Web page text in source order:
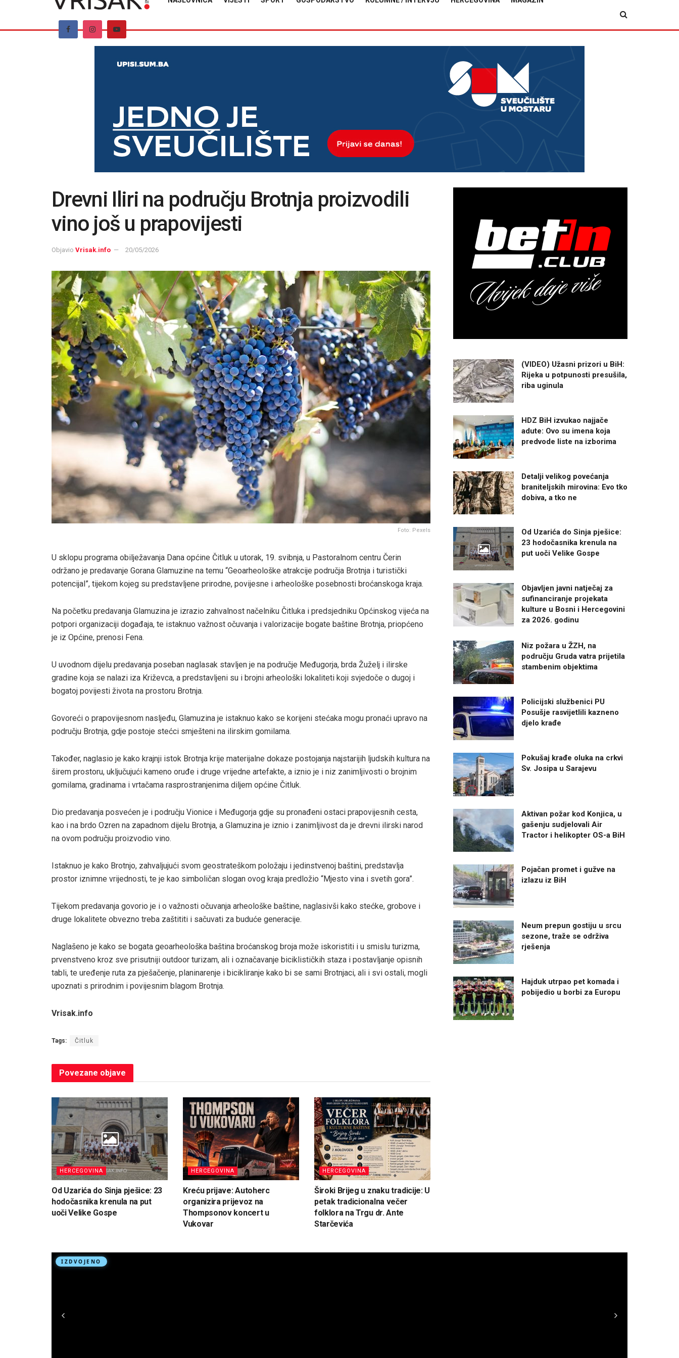
Drevni Iliri na području Brotnja proizvodili
vino još u prapovijesti
Objavio Vrisak.info 20/05/2026
Foto: Pexels
U sklopu programa obilježavanja Dana općine Čitluk u utorak, 19. svibnja, u Pastoralnom centru Čerin
održano je predavanje Gorana Glamuzine na temu “Geoarheološke atrakcije područja Brotnja i turistički
potencijal”, tijekom kojeg su predstavljene prirodne, povijesne i arheološke posebnosti broćanskoga kraja.
Na početku predavanja Glamuzina je izrazio zahvalnost načelniku Čitluka i predsjedniku Općinskog vijeća na
potpori organizaciji događaja, te istaknuo važnost očuvanja i valorizacije bogate baštine Brotnja, priopćeno
je iz Općine, prenosi Fena.
U uvodnom dijelu predavanja poseban naglasak stavljen je na područje Međugorja, brda Žuželj i ilirske
gradine koja se nalazi iza Križevca, a predstavljeni su i brojni arheološki lokaliteti koji svjedoče o dugoj i
bogatoj povijesti života na prostoru Brotnja.
Govoreći o prapovijesnom nasljeđu, Glamuzina je istaknuo kako se korijeni stećaka mogu pronaći upravo na
području Brotnja, gdje postoje stećci smješteni na ilirskim gomilama.
Također, naglasio je kako krajnji istok Brotnja krije materijalne dokaze postojanja najstarijih ljudskih kultura na
širem prostoru, uključujući kameno oruđe i druge vrijedne artefakte, a iznio je i niz zanimljivosti o brojnim
gomilama, gradinama i vrtačama rasprostranjenima diljem općine Čitluk.
Dio predavanja posvećen je i području Vionice i Međugorja gdje su pronađeni ostaci prapovijesnih cesta,
kao i na brdo Ozren na zapadnom dijelu Brotnja, a Glamuzina je iznio i zanimljivost da je drevni ilirski narod
na ovom području proizvodio vino.
Istaknuo je kako Brotnjo, zahvaljujući svom geostrateškom položaju i jedinstvenoj baštini, predstavlja
prostor iznimne vrijednosti, te je kao simboličan slogan ovog kraja predložio “Mjesto vina i svetih gora”.
Tijekom predavanja govorio je i o važnosti očuvanja arheološke baštine, naglasivši kako stećke, grobove i
druge lokalitete obvezno treba zaštititi i sačuvati za buduće generacije.
Naglašeno je kako se bogata geoarheološka baština broćanskog broja može iskoristiti i u smislu turizma,
prvenstveno kroz sve prisutniji outdoor turizam, ali i označavanje biciklističkih staza i postavljanje opisnih
tabli, te uređenje ruta za pješačenje, planinarenje i bicikliranje kako bi se sami Brotnjaci, ali i svi ostali, mogli
upoznati s prirodnim i povijesnim blagom Brotnja.
Vrisak.info
Tags: Čitluk
Povezane objave
HERCEGOVINA
Od Uzarića do Sinja pješice: 23
hodočasnika krenula na put
uoči Velike Gospe
HERCEGOVINA
Kreću prijave: Autoherc
organizira prijevoz na
Thompsonov koncert u
Vukovar
HERCEGOVINA
Široki Brijeg u znaku tradicije: U
petak tradicionalna večer
folklora na Trgu dr. Ante
Starčevića
(VIDEO) Užasni prizori u BiH:
Rijeka u potpunosti presušila,
riba uginula
HDZ BiH izvukao najjače
adute: Ovo su imena koja
predvode liste na izborima
Detalji velikog povećanja
braniteljskih mirovina: Evo tko
dobiva, a tko ne
Od Uzarića do Sinja pješice:
23 hodočasnika krenula na
put uoči Velike Gospe
Objavljen javni natječaj za
sufinanciranje projekata
kulture u Bosni i Hercegovini
za 2026. godinu
Niz požara u ŽZH, na
području Gruda vatra prijetila
stambenim objektima
Policijski službenici PU
Posušje rasvijetlili kazneno
djelo krađe
Pokušaj krađe oluka na crkvi
Sv. Josipa u Sarajevu
Aktivan požar kod Konjica, u
gašenju sudjelovali Air
Tractor i helikopter OS-a BiH
Pojačan promet i gužve na
izlazu iz BiH
Neum prepun gostiju u srcu
sezone, traže se održiva
rješenja
Hajduk utrpao pet komada i
pobijedio u borbi za Europu